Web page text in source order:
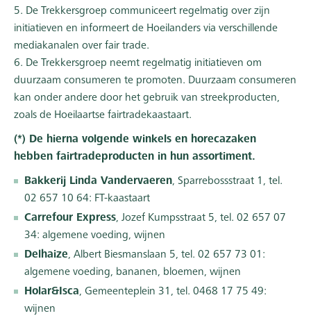
5. De Trekkersgroep communiceert regelmatig over zijn
initiatieven en informeert de Hoeilanders via verschillende
mediakanalen over fair trade.
6. De Trekkersgroep neemt regelmatig initiatieven om
duurzaam consumeren te promoten. Duurzaam consumeren
kan onder andere door het gebruik van streekproducten,
zoals de Hoeilaartse fairtradekaastaart.
(*) De hierna volgende winkels en horecazaken
hebben fairtradeproducten in hun assortiment.
Bakkerij Linda Vandervaeren, Sparrebossstraat 1, tel.
02 657 10 64: FT-kaastaart
Carrefour Express, Jozef Kumpsstraat 5, tel. 02 657 07
34: algemene voeding, wijnen
Delhaize, Albert Biesmanslaan 5, tel. 02 657 73 01:
algemene voeding, bananen, bloemen, wijnen
Holar&Isca, Gemeenteplein 31, tel. 0468 17 75 49:
wijnen